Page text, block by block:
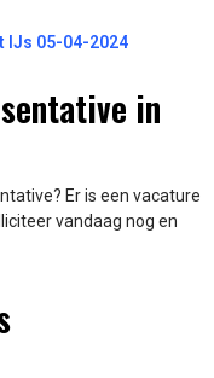
IJs 05-04-2024
in
Er is een vacature
vandaag nog en